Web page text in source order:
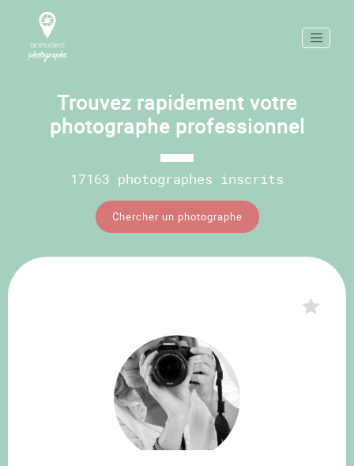
Trouvez rapidement votre
photographe professionnel
17163 photographes inscrits
Chercher un photographe